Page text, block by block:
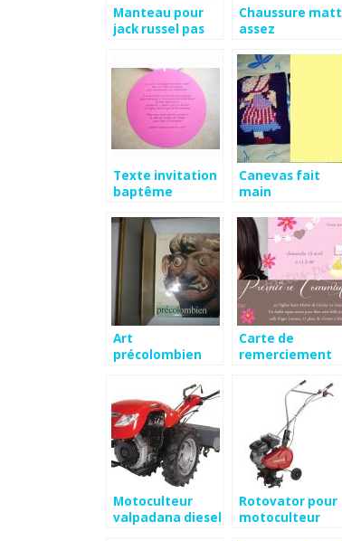
Manteau pour
jack russel pas
Chaussure matt
assez
Texte invitation
baptême
Canevas fait
main
Art
précolombien
Carte de
remerciement
Motoculteur
valpadana diesel
Rotovator pour
motoculteur